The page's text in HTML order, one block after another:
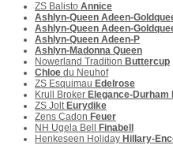
ZS Balisto Annice
Ashlyn-Queen Adeen-
Ashlyn-Queen Adeen-
Ashlyn-Queen Adeen-P
Ashlyn-Madonna Queen
Nowerland Tradition Buttercup
Chloe du Neuhof
ZS Esquimau Edelrose
Krull Broker Elegance-Durham
ZS Jolt Eurydike
Zens Cadon Feuer
NH Ugela Bell
Finabell
Henkeseen Holiday Hillary-